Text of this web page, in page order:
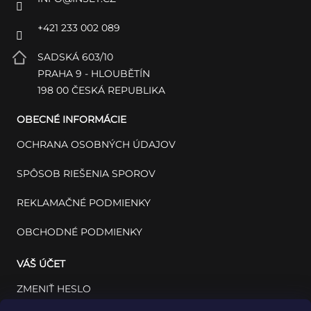
+421 233 002 089
SADSKÁ 603/10
PRAHA 9 - HLOUBĚTÍN
198 00 ČESKÁ REPUBLIKA
OBECNÉ INFORMÁCIE
OCHRANA OSOBNÝCH ÚDAJOV
SPÔSOB RIEŠENIA SPOROV
REKLAMAČNÉ PODMIENKY
OBCHODNÉ PODMIENKY
VÁŠ ÚČET
ZMENIŤ HESLO